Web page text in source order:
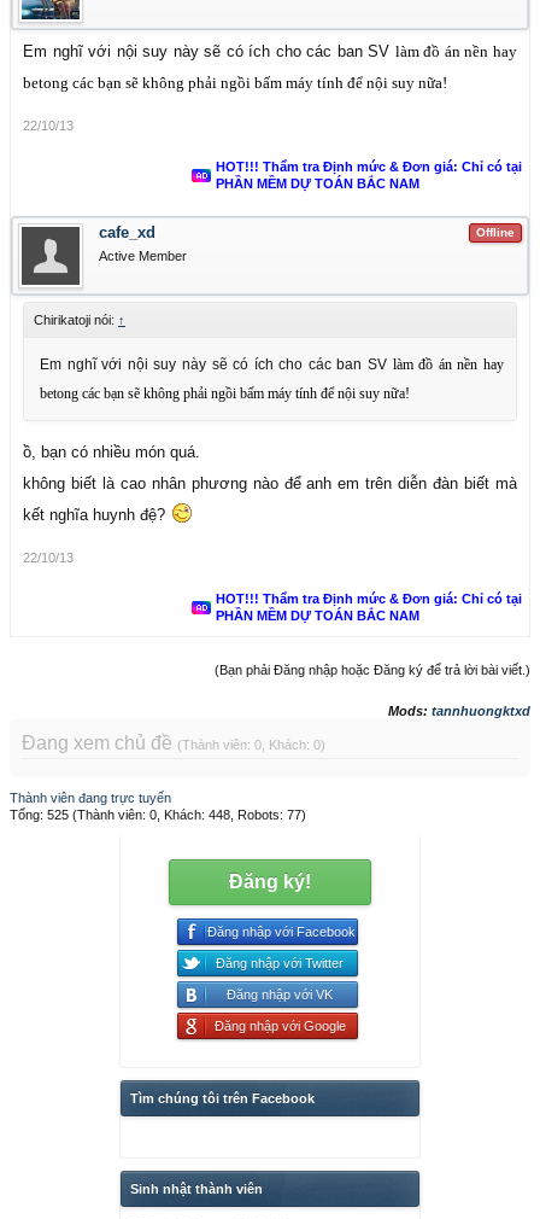
Em nghĩ với nội suy này sẽ có ích cho các ban SV làm đồ án nền hay
betong các bạn sẽ không phải ngồi bấm máy tính để nội suy nữa!
22/10/13
HOT!!! Thẩm tra Định mức & Đơn giá: Chỉ có tại
PHẦN MỀM DỰ TOÁN BẮC NAM
Offline
cafe_xd
Active Member
Chirikatoji nói: ↑
Em nghĩ với nội suy này sẽ có ích cho các ban SV làm đồ án nền hay
betong các bạn sẽ không phải ngồi bấm máy tính để nội suy nữa!
ồ, bạn có nhiều món quá.
không biết là cao nhân phương nào để anh em trên diễn đàn biết mà
kết nghĩa huynh đệ?
22/10/13
HOT!!! Thẩm tra Định mức & Đơn giá: Chỉ có tại
PHẦN MỀM DỰ TOÁN BẮC NAM
(Bạn phải Đăng nhập hoặc Đăng ký để trả lời bài viết.)
Mods: tannhuongktxd
Đang xem chủ đề (Thành viên: 0, Khách: 0)
Thành viên đang trực tuyến
Tổng: 525 (Thành viên: 0, Khách: 448, Robots: 77)
Đăng ký!
Đăng nhập với Facebook
Đăng nhập với Twitter
Đăng nhập với VK
Đăng nhập với Google
Tìm chúng tôi trên Facebook
Sinh nhật thành viên